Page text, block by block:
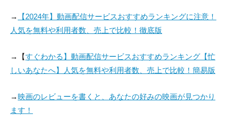
→
【2024年】動画配信サービスおすすめランキングに注意！
人気を無料や利用者数、売上で比較！徹底版
→【すぐわかる】動画配信サービスおすすめランキング【忙
しいあなたへ】人気を無料や利用者数、売上で比較！簡易版
→映画のレビューを書くと、あなたの好みの映画が見つかり
ます！